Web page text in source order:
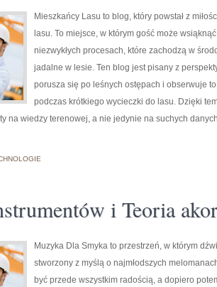
Mieszkańcy Lasu to blog, który powstał z
lasu. To miejsce, w którym gość może
niezwykłych procesach, które zachodzą w
jadalne w lesie. Ten blog jest pisany z
porusza się po leśnych ostępach i obserwuje
podczas krótkiego wycieczki do lasu. Dzięki
na wiedzy terenowej, a nie jedynie na suchych
i Teoria
Muzyka Dla Smyka to przestrzeń, w którym
stworzony z myślą o najmłodszych
być przede wszystkim radością, a dopiero